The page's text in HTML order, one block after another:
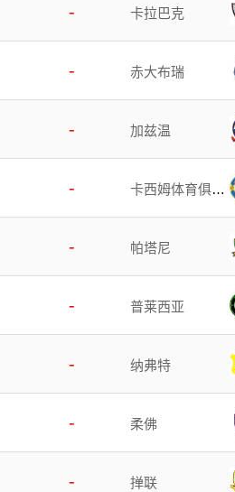
- 卡拉巴克
- 赤大布瑞
- 加兹温
-
卡西姆体育俱乐
- 帕塔尼
- 普莱西亚
- 纳弗特
- 柔佛
- 掸联